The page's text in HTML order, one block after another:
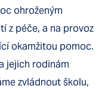
ohroženým
z péče, a na provoz
okamžitou pomoc.
jejich rodinám
zvládnout školu,